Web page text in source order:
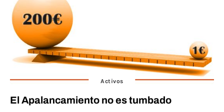
Activos
El Apalancamiento no es tumbado